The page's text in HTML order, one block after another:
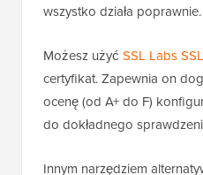
wszystko działa poprawnie.
Możesz użyć SSL Labs
certyfikat. Zapewnia on
ocenę (od A+ do F)
do dokładnego
Innym narzędziem